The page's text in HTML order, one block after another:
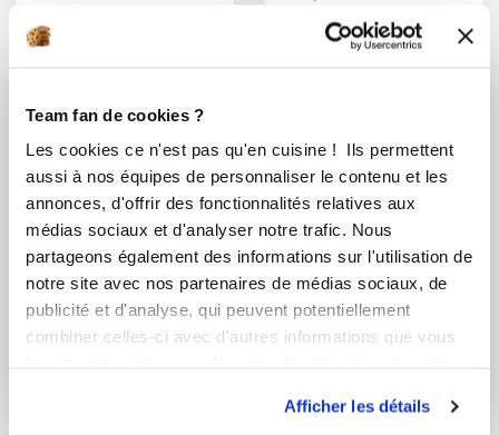
Team fan de cookies ?
Les cookies ce n'est pas qu'en cuisine ! Ils permettent
aussi à nos équipes de personnaliser le contenu et les
annonces, d'offrir des fonctionnalités relatives aux
médias sociaux et d'analyser notre trafic. Nous
partageons également des informations sur l'utilisation de
notre site avec nos partenaires de médias sociaux, de
publicité et d'analyse, qui peuvent potentiellement
combiner celles-ci avec d'autres informations que vous
Afficher les détails
Stephanie Ollivier
Conseillère Guy Demarle
sylvie2911
TORTILLA AUX
ET COURG...